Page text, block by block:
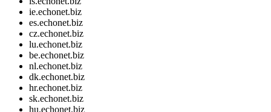
ie.echonet.biz
es.echonet.biz
cz.echonet.biz
lu.echonet.biz
be.echonet.biz
nl.echonet.biz
dk.echonet.biz
hr.echonet.biz
sk.echonet.biz
hu.echonet.biz